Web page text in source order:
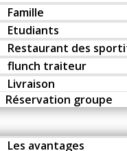
Famille
Etudiants
Restaurant des
flunch traiteur
Livraison
Réservation groupe
Les avantages